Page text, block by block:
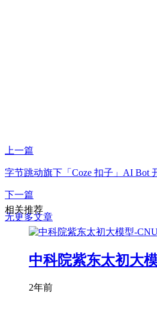
上一篇
字节跳动旗下「Coze 扣子」AI Bot
下一篇
无更多文章
相关推荐
中科院紫东太初大
2年前